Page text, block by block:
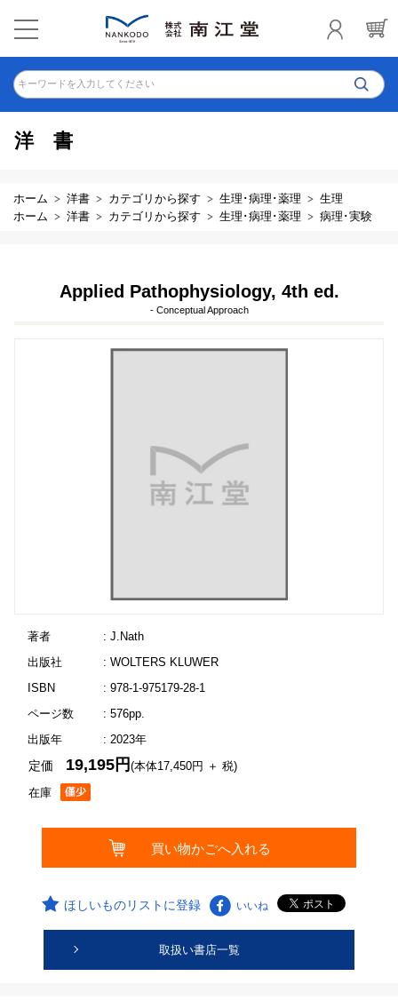
キーワードを入力してください
洋書
ホーム 洋書 カテゴリから探す 生理･病理･薬理
生理
ホーム
洋書 カテゴリから探す 生理･病理･薬理 病理･実験
Applied Pathophysiology, 4th ed.
- Conceptual Approach
著者
: J.Nath
出版社
: WOLTERS KLUWER
ISBN
: 978-1-975179-28-1
ページ数
: 576pp.
出版年
: 2023年
在庫
定価 19,195円(本体17,450円 ＋ 税)
ほしいものリストに登録 いいね
取扱い書店一覧